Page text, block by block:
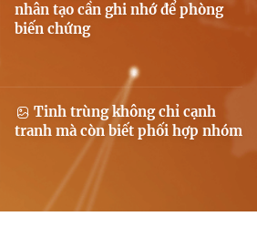
nhân tạo cần ghi nhớ để phòng
biến chứng
Tinh trùng không chỉ cạnh
tranh mà còn biết phối hợp nhóm